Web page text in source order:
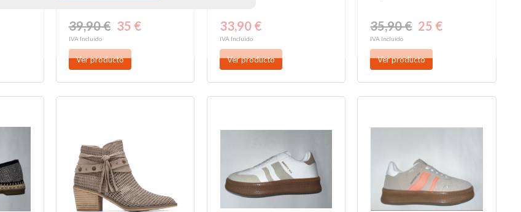
39,90 € 35 €
IVA Incluido
Ver producto
33,90 €
IVA Incluido
Ver producto
35,90 € 25 €
IVA Incluido
Ver producto